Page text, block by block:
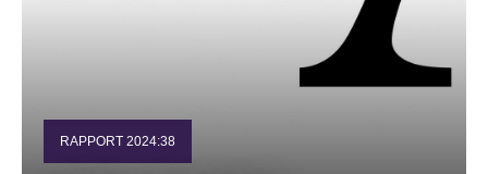
RAPPORT 2024:38